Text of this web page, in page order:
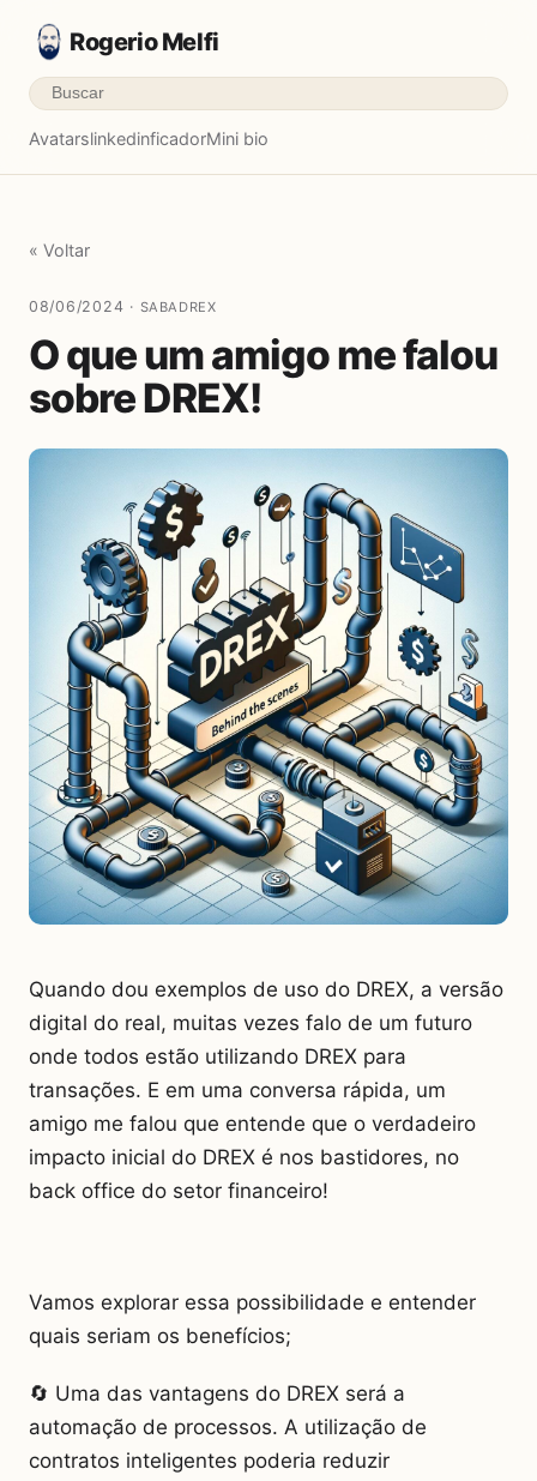
Rogerio Melfi
AvatarslinkedinficadorMini bio
« Voltar
08/06/2024 · SABADREX
O que um amigo me falou
sobre DREX!
Quando dou exemplos de uso do DREX, a versão
digital do real, muitas vezes falo de um futuro
onde todos estão utilizando DREX para
transações. E em uma conversa rápida, um
amigo me falou que entende que o verdadeiro
impacto inicial do DREX é nos bastidores, no
back office do setor financeiro!
Vamos explorar essa possibilidade e entender
quais seriam os benefícios;
🔄 Uma das vantagens do DREX será a
automação de processos. A utilização de
contratos inteligentes poderia reduzir